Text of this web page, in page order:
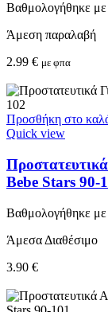
Βαθμολογήθηκε με
Άμεση παραλαβή
2.99 € με φπα
Προσθήκη στο
Quick view
Bebe Stars 90-
Βαθμολογήθηκε με
Άμεσα Διαθέσιμο
3.90 €